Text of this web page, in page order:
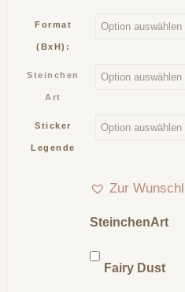
Format
(BxH):
Steinchen
Art
Sticker
Legende
Zur
SteinchenArt
Fairy Dust